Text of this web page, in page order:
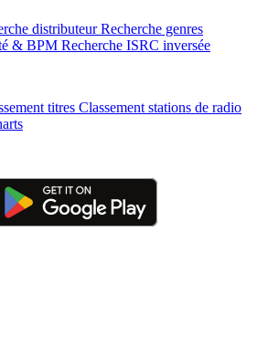
distributeur Recherche genres
& BPM Recherche ISRC inversée
titres Classement stations de radio